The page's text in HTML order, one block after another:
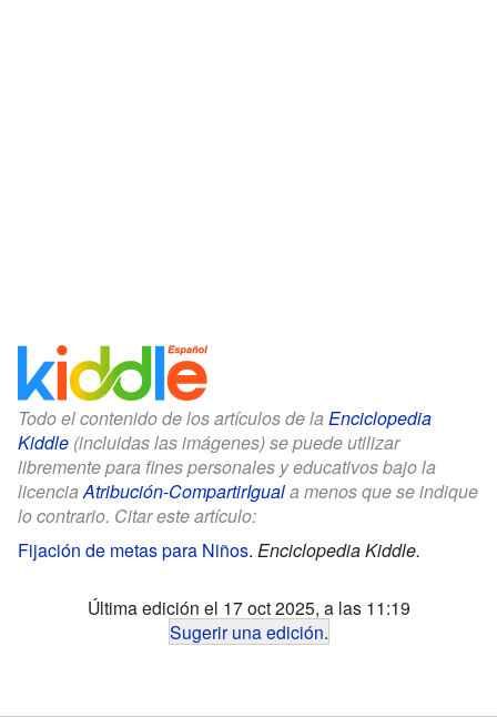
Todo el contenido de los artículos de la Enciclopedia
Kiddle (incluidas las imágenes) se puede utilizar
libremente para fines personales y educativos bajo la
licencia Atribución-CompartirIguala menos que se indique
lo contrario. Citar este artículo:
Fijación de metas para Niños. Enciclopedia Kiddle.
Última edición el 17 oct 2025, a las 11:19
Sugerir una edición.